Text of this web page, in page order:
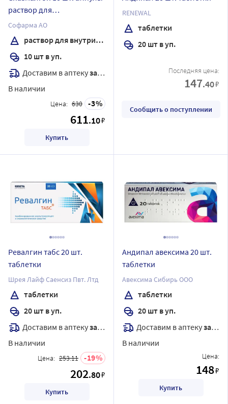
раствор для
внутримышечного
введения 2 мл
Софарма АО
раствор для внутримышечного введения
10 шт в уп.
Доставим в аптекузавтра
В наличии
Цена: 630 3
611.10₽
Купить
RENEWAL
таблетки
20 шт в уп.
Последняя цена:
147.40₽
Сообщить о поступлении
Ревалгин табс 20 шт.
таблетки
Шрея Лайф Саенсиз Пвт. Лтд
таблетки
20 шт в уп.
Доставим в аптекузавтра
В наличии
Цена: 253.11 19
202.80₽
Купить
Андипал авексима 20 шт.
таблетки
Авексима Сибирь ООО
таблетки
20 шт в уп.
Доставим в аптекузавтра
В наличии
Цена:
148₽
Купить